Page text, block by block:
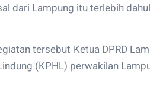
dari Lampung itu terlebih
tersebut Ketua DPRD
(KPHL) perwakilan